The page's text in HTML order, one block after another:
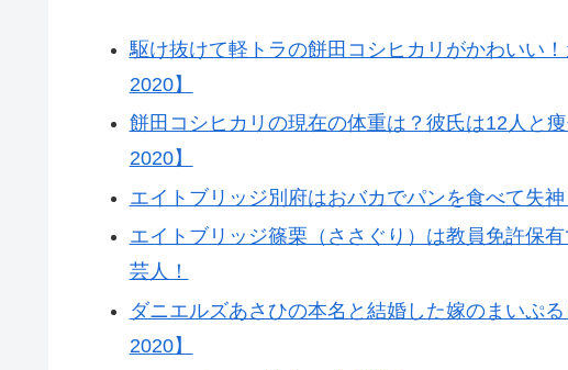
駆け抜けて軽トラの餅田コシヒカリがかわいい
2020】
餅田コシヒカリの現在の体重は？彼氏は12人と
2020】
エイトブリッジ別府はおバカでパンを食べて失
エイトブリッジ篠栗（ささぐり）は教員免許保
芸人！
ダニエルズあさひの本名と結婚した嫁のまいぷ
2020】